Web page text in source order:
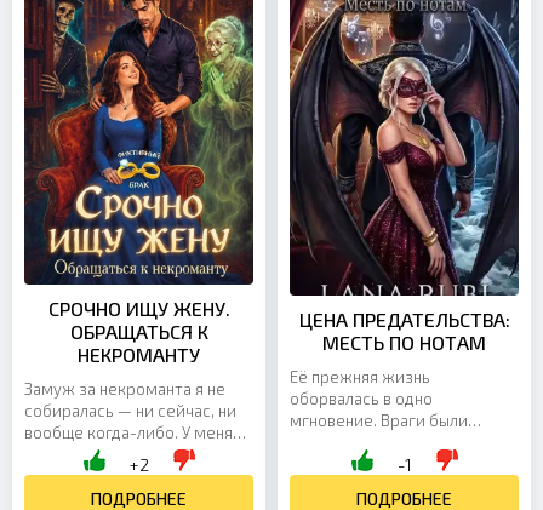
СРОЧНО ИЩУ ЖЕНУ.
ОБРАЩАТЬСЯ К
НЕКРОМАНТУ
Замуж за некроманта я не
собиралась — ни сейчас, ни
вообще когда-либо. У меня
были свои задачи: доказать,
что запрещённое зелье мне
подбросили. Но...
+2
ПОДРОБНЕЕ
ЦЕНА ПРЕДАТЕЛЬСТВА:
МЕСТЬ ПО НОТАМ
Её прежняя жизнь
оборвалась в одно
мгновение. Враги были
неё навсегда: мертвецы, мол,
-1
ПОДРОБНЕЕ